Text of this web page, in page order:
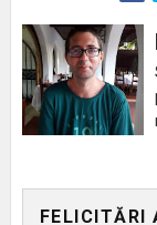
FELICITĂRI